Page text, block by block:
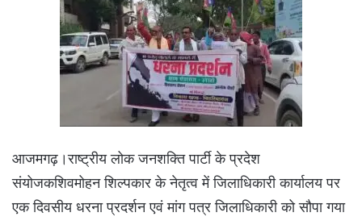
आजमगढ़।राष्ट्रीय लोक जनशक्ति पार्टी के प्रदेश
संयोजकशिवमोहन शिल्पकार के नेतृत्व में जिलाधिकारी कार्यालय पर
एक दिवसीय धरना प्रदर्शन एवं मांग पत्र जिलाधिकारी को सौपा गया